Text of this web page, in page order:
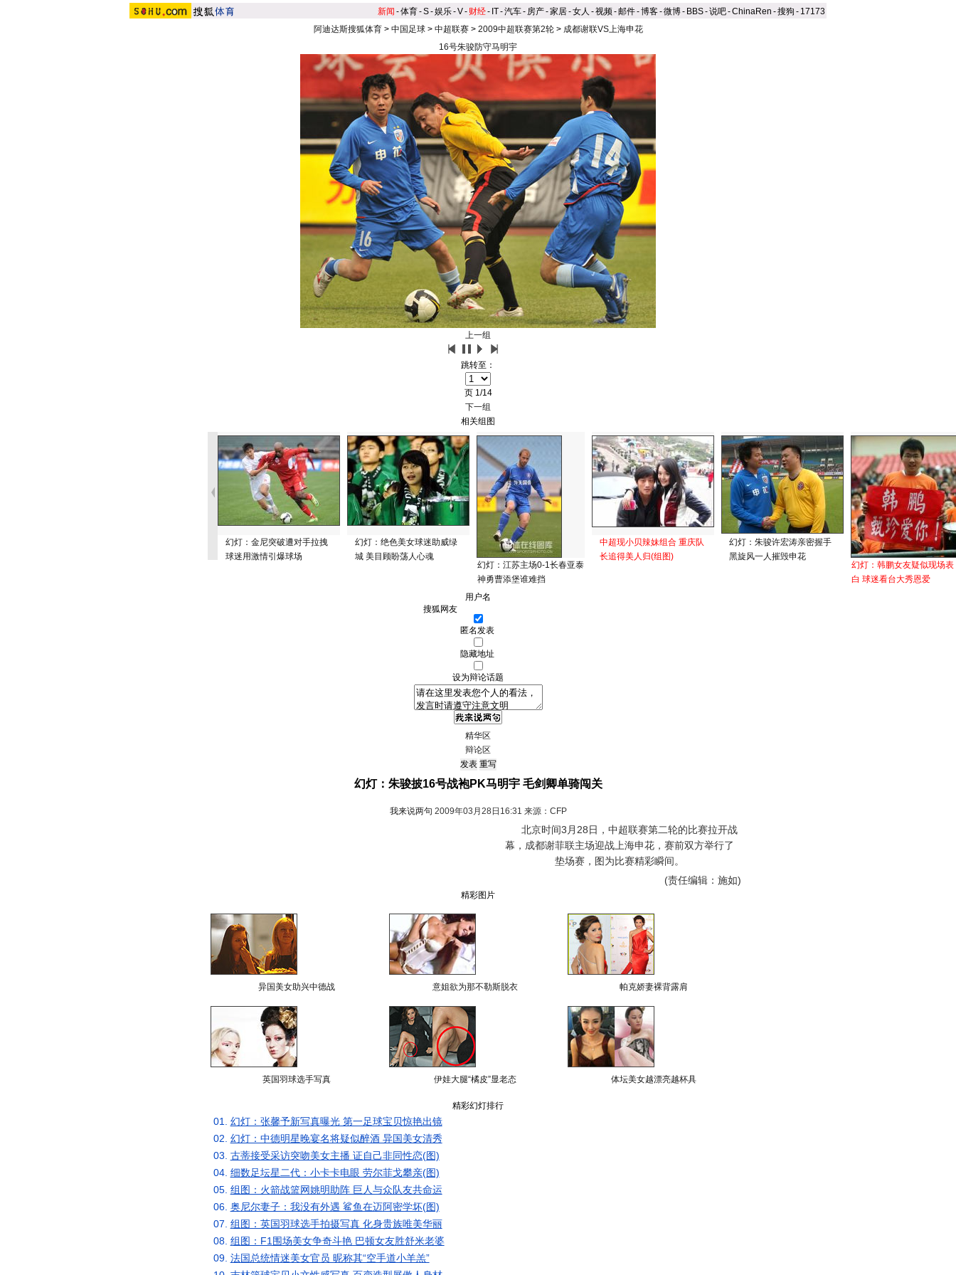
新闻 -体育-S-娱乐-V- 财经- IT-汽车- 房产-家居-女人 -视频-邮件-博客-微博- BBS-说吧-ChinaRen -搜狗 - 17173
阿迪达斯搜狐体育> 中国足球> 中超联赛> 2009中超联赛第2轮> 成都谢联VS上海申花
16号朱骏防守马明宇
上一组
跳转至：
页 1/14
下一组
相关组图
幻灯：金尼突破遭对手拉拽
球迷用激情引爆球场
幻灯：绝色美女球迷助威绿
城 美目顾盼荡人心魂
幻灯：江苏主场0-1长春亚泰
神勇曹添堡谁难挡
中超现小贝辣妹组合 重庆队
长追得美人归(组图)
幻灯：朱骏许宏涛亲密握手
黑旋风一人摧毁申花
幻灯：韩鹏女友疑似现场表
白 球迷看台大秀恩爱
用户名
匿名发表
隐藏地址
设为辩论话题
精华区
辩论区
幻灯：朱骏披16号战袍PK马明宇 毛剑卿单骑闯关
我来说两句 2009年03月28日16:31 来源：CFP
北京时间3月28日，中超联赛第二轮的比赛拉开战
幕，成都谢菲联主场迎战上海申花，赛前双方举行了
垫场赛，图为比赛精彩瞬间。
(责任编辑：施如)
精彩图片
异国美女助兴中德战 意姐欲为那不勒斯脱衣 帕克娇妻裸背露肩
英国羽球选手写真 伊娃大腿“橘皮”显老态 体坛美女越漂亮越杯具
精彩幻灯排行
01. 幻灯：张馨予新写真曝光 第一足球宝贝惊艳出镜
02. 幻灯：中德明星晚宴名将疑似醉酒 异国美女清秀
03. 古蒂接受采访突吻美女主播 证自己非同性恋(图)
04. 细数足坛星二代：小卡卡电眼 劳尔菲戈攀亲(图)
05. 组图：火箭战篮网姚明助阵 巨人与众队友共命运
06. 奥尼尔妻子：我没有外遇 鲨鱼在迈阿密学坏(图)
07. 组图：英国羽球选手拍摄写真 化身贵族唯美华丽
08. 组图：F1围场美女争奇斗艳 巴顿女友胜舒米老婆
09. 法国总统情迷美女官员 昵称其“空手道小羊羔”